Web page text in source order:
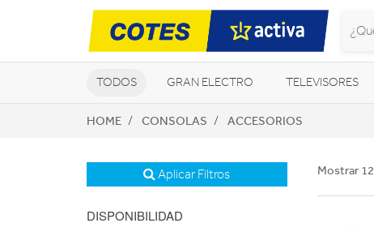
TODOS GRAN ELECTRO TELEVISORES
CLIMATIZACIÓN Y CALEFACCIÓN
HOME CONSOLAS ACCESORIOS
Aplicar Filtros
DISPONIBILIDAD
Mostrar 12